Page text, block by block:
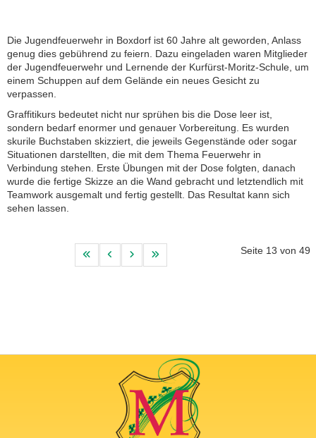
Die Jugendfeuerwehr in Boxdorf ist 60 Jahre alt geworden, Anlass
genug dies gebührend zu feiern. Dazu eingeladen waren Mitglieder
der Jugendfeuerwehr und Lernende der Kurfürst-Moritz-Schule, um
einem Schuppen auf dem Gelände ein neues Gesicht zu
verpassen.
Graffitikurs bedeutet nicht nur sprühen bis die Dose leer ist,
sondern bedarf enormer und genauer Vorbereitung. Es wurden
skurile Buchstaben skizziert, die jeweils Gegenstände oder sogar
Situationen darstellten, die mit dem Thema Feuerwehr in
Verbindung stehen. Erste Übungen mit der Dose folgten, danach
wurde die fertige Skizze an die Wand gebracht und letztendlich mit
Teamwork ausgemalt und fertig gestellt. Das Resultat kann sich
sehen lassen.
Seite 13 von 49